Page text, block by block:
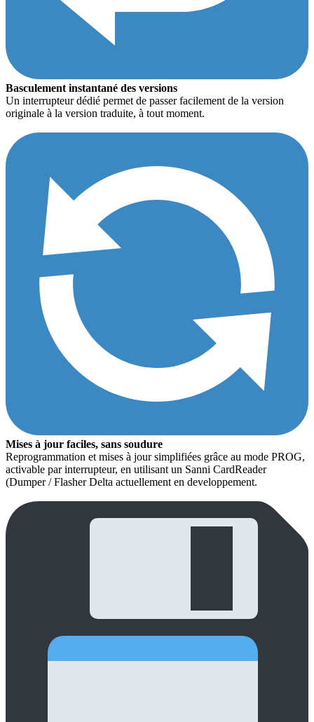
Basculement instantané des versions
Un interrupteur dédié permet de passer facilement de la version
originale à la version traduite, à tout moment.
Mises à jour faciles, sans soudure
Reprogrammation et mises à jour simplifiées grâce au mode PROG,
activable par interrupteur, en utilisant un Sanni CardReader
(Dumper / Flasher Delta actuellement en developpement.